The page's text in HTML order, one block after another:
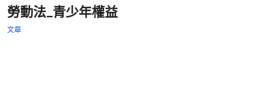
勞動法_青少年權益
文章